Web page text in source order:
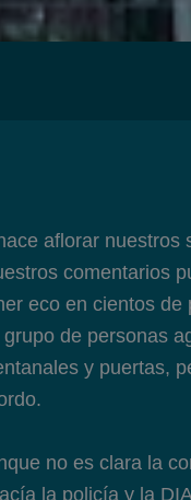
aflorar nuestros
comentarios
eco en cientos de
de personas
y puertas,
no es clara la
la policía y la